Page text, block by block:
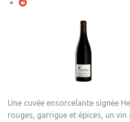
Une cuvée ensorcelante signée
rouges, garrigue et épices, un vin